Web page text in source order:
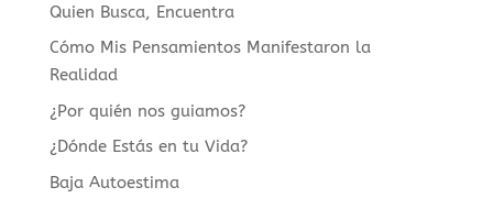
Quien Busca, Encuentra
Cómo Mis Pensamientos Manifestaron la
Realidad
¿Por quién nos guiamos?
¿Dónde Estás en tu Vida?
Baja Autoestima